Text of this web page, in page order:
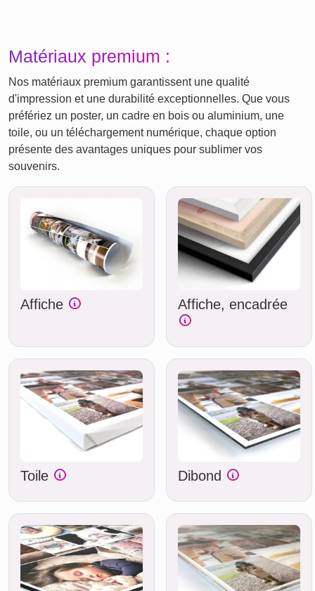
Matériaux premium :
Nos matériaux premium garantissent une qualité
d'impression et une durabilité exceptionnelles. Que vous
préfériez un poster, un cadre en bois ou aluminium, une
toile, ou un téléchargement numérique, chaque option
présente des avantages uniques pour sublimer vos
souvenirs.
Affiche Affiche, encadrée
Toile Dibond